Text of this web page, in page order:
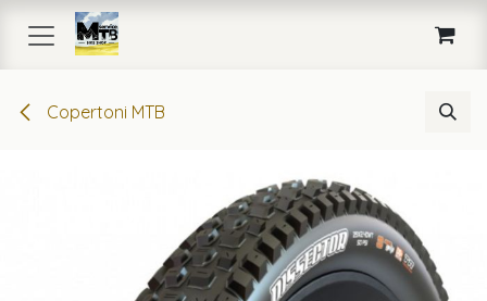
Passa al contenuto
Copertoni MTB